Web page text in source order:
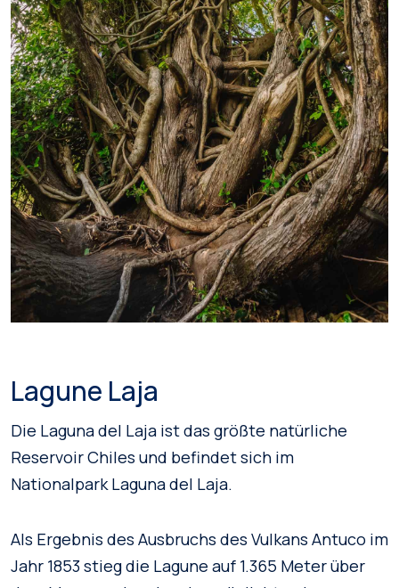
Lagune Laja
Die Laguna del Laja ist das größte natürliche
Reservoir Chiles und befindet sich im
Nationalpark Laguna del Laja.
Als Ergebnis des Ausbruchs des Vulkans Antuco im
Jahr 1853 stieg die Lagune auf 1.365 Meter über